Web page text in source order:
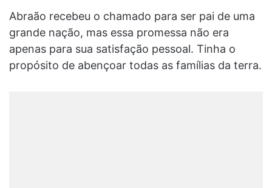
Abraão recebeu o chamado para ser pai de uma
grande nação, mas essa promessa não era
apenas para sua satisfação pessoal. Tinha o
propósito de abençoar todas as famílias da terra.